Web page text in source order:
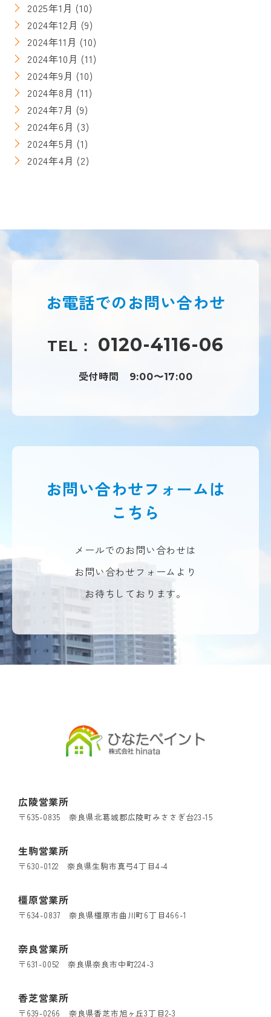
2025年1月 (10)
2024年12月 (9)
2024年11月 (10)
2024年10月 (11)
2024年9月 (10)
2024年8月 (11)
2024年7月 (9)
2024年6月 (3)
2024年5月 (1)
2024年4月 (2)
お電話でのお問い合わせ
TEL： 0120-4116-06
受付時間 9:00〜17:00
お問い合わせフォームは
こちら
メールでのお問い合わせは
お問い合わせフォームより
お待ちしております。
広陵営業所
〒635-0835 奈良県北葛城郡広陵町みささぎ台23-15
奈良営業所
〒631-0052 奈良県奈良市中町224-3
生駒営業所
〒630-0122 奈良県生駒市真弓4丁目4-4
香芝営業所
〒639-0266 奈良県香芝市旭ヶ丘3丁目2-3
橿原営業所
〒634-0837 奈良県橿原市曲川町6丁目466-1